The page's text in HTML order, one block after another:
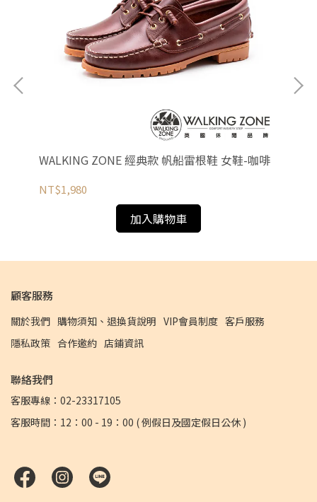
WALKING ZONE 經典款 帆船雷根鞋 女鞋-咖啡
NT$1,980
加入購物車
顧客服務
關於我們 購物須知、退換貨說明 VIP會員制度 客戶服務
隱私政策 合作邀約 店鋪資訊
聯絡我們
客服專線：02-23317105
客服時間：12：00 - 19：00 ( 例假日及國定假日公休 )